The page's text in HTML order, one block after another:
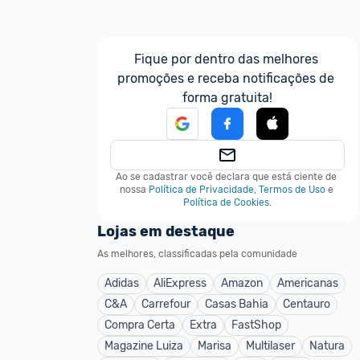
Fique por dentro das melhores
promoções e receba notificações de
forma gratuita!
Ao se cadastrar você declara que está ciente de
nossa Política de Privacidade, Termos de Uso e
Política de Cookies.
Lojas em destaque
As melhores, classificadas pela comunidade
Adidas AliExpress Amazon
Americanas
C&A
Carrefour Casas Bahia
Centauro
Compra Certa
Extra
FastShop
Magazine Luiza
Marisa Multilaser
Natura